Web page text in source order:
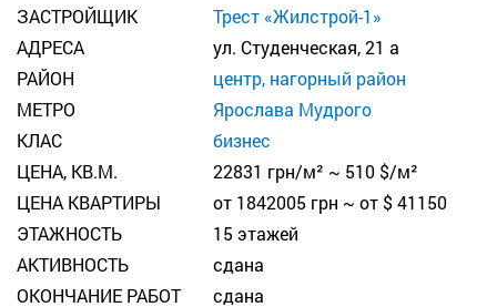
ЗАСТРОЙЩИК
Трест «Жилстрой-1»
АДРЕСА
ул. Студенческая, 21 a
РАЙОН
центр, нагорный район
МЕТРО
Ярослава Мудрого
КЛАС
бизнес
ЦЕНА, КВ.М.
22831 грн/м² ~ 510 $/м²
ЦЕНА КВАРТИРЫ
от 1842005 грн ~ от $ 41150
ЭТАЖНОСТЬ
15 этажей
АКТИВНОСТЬ
сдана
ОКОНЧАНИЕ РАБОТ
сдана